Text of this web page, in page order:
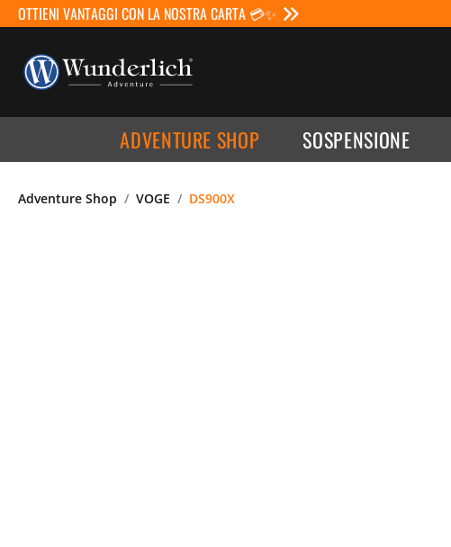
OTTIENI VANTAGGI CON LA NOSTRA CARTA 💳✨
ADVENTURE SHOP SOSPENSIONE
Adventure Shop VOGE DS900X